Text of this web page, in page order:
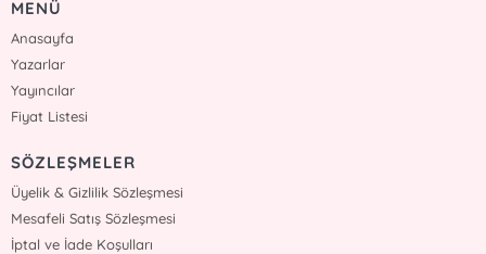
MENÜ
Anasayfa
Yazarlar
Yayıncılar
Fiyat Listesi
SÖZLEŞMELER
Üyelik & Gizlilik Sözleşmesi
Mesafeli Satış Sözleşmesi
İptal ve İade Koşulları